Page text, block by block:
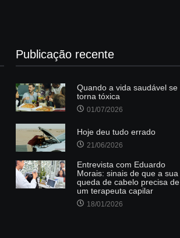
Publicação recente
Quando a vida saudável se
torna tóxica
01/07/2026
Hoje deu tudo errado
21/06/2026
Entrevista com Eduardo
Morais: sinais de que a sua
queda de cabelo precisa de
um terapeuta capilar
18/01/2026